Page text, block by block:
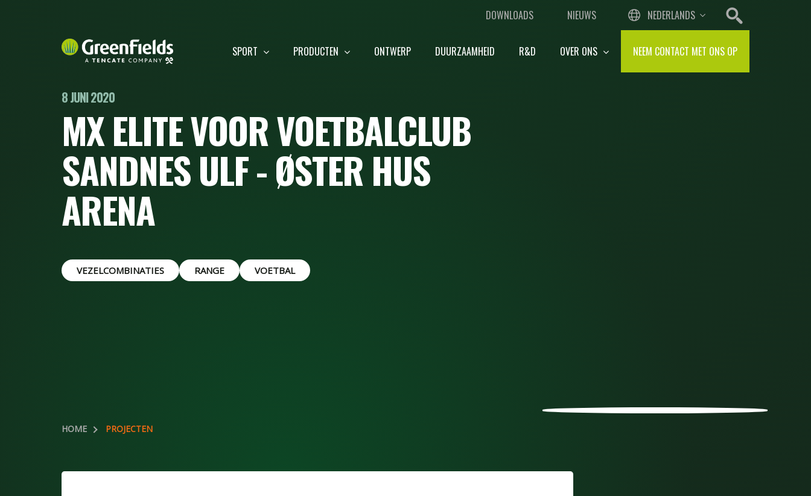
DOWNLOADS NIEUWS NEDERLANDS
SPORT PRODUCTEN ONTWERP DUURZAAMHEID R&D OVER ONS NEEM CONTACT MET ONS OP
8 JUNI 2020
MX ELITE VOOR VOETBALCLUB
SANDNES ULF - ØSTER HUS
ARENA
VEZELCOMBINATIES RANGE VOETBAL
HOME PROJECTEN